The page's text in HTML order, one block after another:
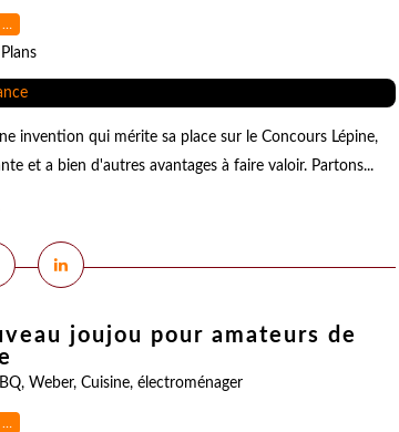
…
invention qui mérite sa place sur le Concours Lépine,
et a bien d'autres avantages à faire valoir. Partons...
joujou pour amateurs de
, Weber, Cuisine, électroménager
…